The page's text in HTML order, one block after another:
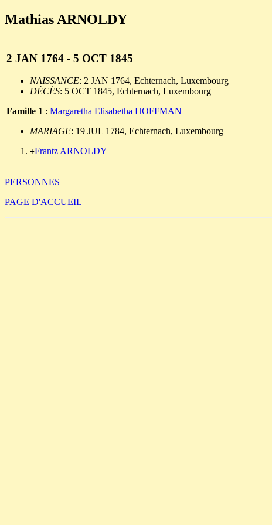
Mathias ARNOLDY
2 JAN 1764 - 5 OCT 1845
NAISSANCE: 2 JAN 1764, Echternach, Luxembourg
DÉCÈS: 5 OCT 1845, Echternach, Luxembourg
Famille 1 : Margaretha Elisabetha HOFFMAN
MARIAGE: 19 JUL 1784, Echternach, Luxembourg
+Frantz ARNOLDY
PERSONNES
PAGE D'ACCUEIL